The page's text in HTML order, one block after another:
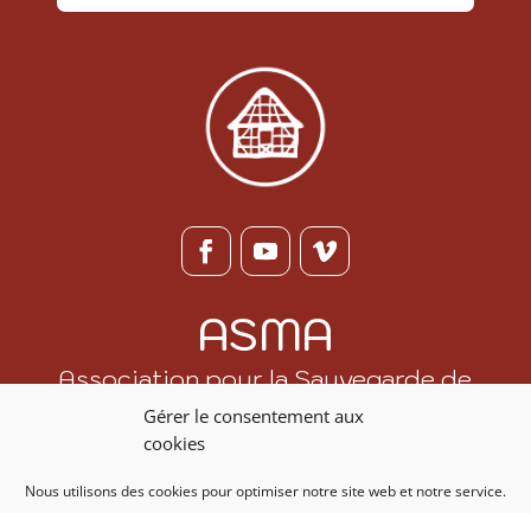
Gérer le consentement aux
cookies
Nous utilisons des cookies pour optimiser notre site web et notre service.
ASMA
Association pour la Sauvegarde de
la Maison Alsacienne